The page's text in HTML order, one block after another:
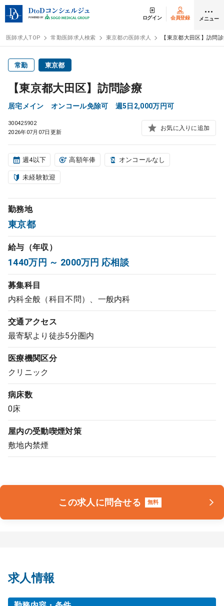
ログイン 会員登録 メニュー
医師求人
常勤検索
非常勤検索 アルバイト
スポット検索
DtoDの転職・
コンサルタント
成功事例
転職ノウハウ
受付時間 9:00 ～ 18:00
0120-337-613
DtoDとは
お問合せ
採用をお考えの医療機関の方
医師求人TOP 常勤医師求人検索 東京都の医師求人 【東京都大田区】訪問
常勤 東京都
【東京都大田区】訪問診療
居宅メイン オンコール免除可 週5日2,000万円可
300425902
2026年07月07日更新
お気に入りに追加
週4以下 高額年俸 オンコールなし
未経験歓迎
勤務地
東京都
給与（年収）
1440万円 ～ 2000万円 応相談
募集科目
内科全般（科目不問）、一般内科
交通アクセス
最寄駅より徒歩5分圏内
医療機関区分
クリニック
病床数
0床
屋内の受動喫煙対策
敷地内禁煙
この求人に問合せる 無料
求人情報